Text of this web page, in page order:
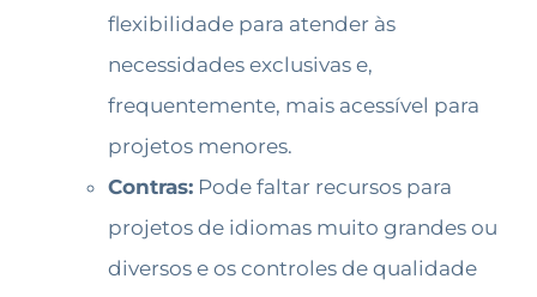
flexibilidade para atender às
necessidades exclusivas e,
frequentemente, mais acessível para
projetos menores.
Contras: Pode faltar recursos para
projetos de idiomas muito grandes ou
diversos e os controles de qualidade